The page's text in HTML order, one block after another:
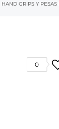
HAND GRIPS Y
0